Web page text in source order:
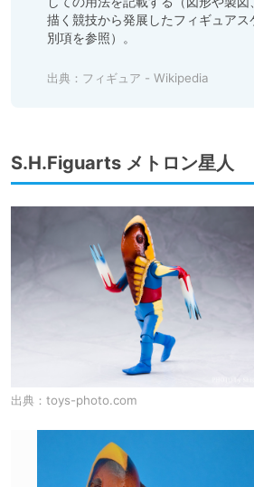
描く競技から発展したフィギュアス
別項を参照）。
出典： フィギュア - Wikipedia
S.H.Figuarts メトロン星人
出典： toys-photo.com